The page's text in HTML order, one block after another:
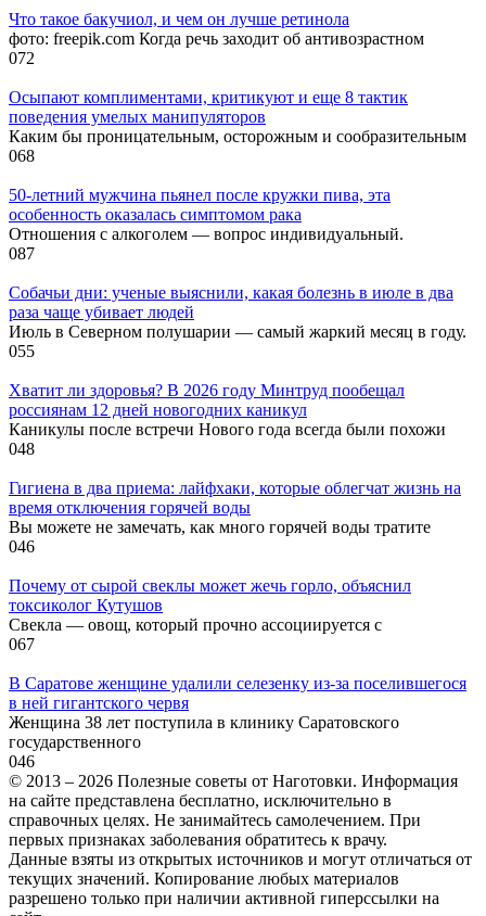
Что такое бакучиол, и чем он лучше ретинола
фото: freepik.com Когда речь заходит об антивозрастном
072
Осыпают комплиментами, критикуют и еще 8 тактик
поведения умелых манипуляторов
Каким бы проницательным, осторожным и сообразительным
068
50-летний мужчина пьянел после кружки пива, эта
особенность оказалась симптомом рака
Отношения с алкоголем — вопрос индивидуальный.
087
Собачьи дни: ученые выяснили, какая болезнь в июле в два
раза чаще убивает людей
Июль в Северном полушарии — самый жаркий месяц в году.
055
Хватит ли здоровья? В 2026 году Минтруд пообещал
россиянам 12 дней новогодних каникул
Каникулы после встречи Нового года всегда были похожи
048
Гигиена в два приема: лайфхаки, которые облегчат жизнь на
время отключения горячей воды
Вы можете не замечать, как много горячей воды тратите
046
Почему от сырой свеклы может жечь горло, объяснил
токсиколог Кутушов
Свекла — овощ, который прочно ассоциируется с
067
В Саратове женщине удалили селезенку из-за поселившегося
в ней гигантского червя
Женщина 38 лет поступила в клинику Саратовского
государственного
046
© 2013 – 2026 Полезные советы от Наготовки. Информация
на сайте представлена бесплатно, исключительно в
справочных целях. Не занимайтесь самолечением. При
первых признаках заболевания обратитесь к врачу.
Данные взяты из открытых источников и могут отличаться от
текущих значений. Копирование любых материалов
разрешено только при наличии активной гиперссылки на